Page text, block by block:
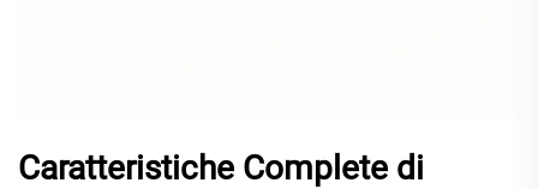
Caratteristiche Complete di